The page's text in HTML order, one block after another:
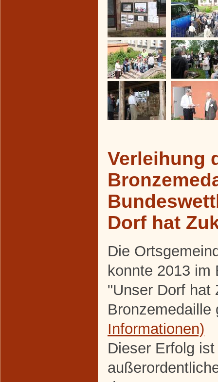
Verleihung
Dorf hat
Die
konnte 2013 im
"Unser Dorf hat
Bronzemedaille
Informationen)
Dieser Erfolg